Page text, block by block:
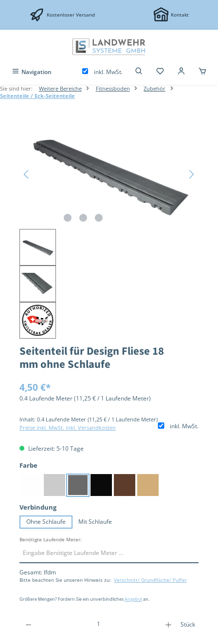
Zum Hauptinhalt springen
Kostenloser Versand Kontakt
Navigation inkl. MwSt.
Sie sind hier: Weitere Bereiche Fitnessboden
Zubehör
Seitenteile / Eck-Seitenteile
Seitenteil für Design Fliese 18
mm ohne Schlaufe
4,50 €*
0.4 Laufende Meter(11,25 € / 1 Laufende Meter)
Inhalt: 0.4 Laufende Meter (11,25 € / 1 Laufende Meter)
inkl. MwSt.
Preise inkl. MwSt. inkl. Versandkosten
Lieferzeit: 5-10 Tage
Farbe
Verbindungauswählen
Ohne Schlaufe Mit Schlaufe
Benötigte Laufende Meter:
Gesamt: lfdm
Bitte beachten Sie unseren Hinweis zu: Verschnitt/ Grundfläche/ Puffer
Größere Mengen? Fordern Sie ein unverbindlichesAngebotan.
Stück